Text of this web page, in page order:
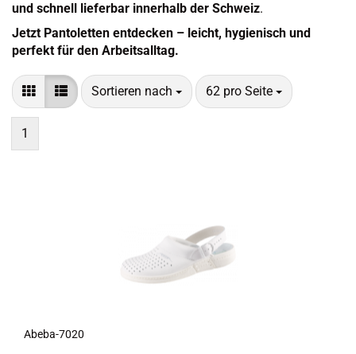
und schnell lieferbar innerhalb der Schweiz.
Jetzt Pantoletten entdecken – leicht, hygienisch und
perfekt für den Arbeitsalltag.
Sortieren nach
Sortieren nach 62 pro Seite
pro Seite
1
Abeba-​​7020